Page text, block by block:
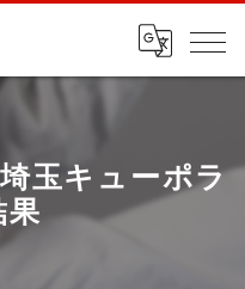
玉キューポラ
果